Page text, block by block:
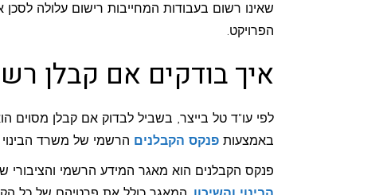
שאינו רשום בעבודות המחייבות רישום עלולה
הפרויקט.
איך בודקים אם קבלן
לפי עו"ד טל בייצר, בשביל לבדוק אם קבלן
באמצעות פנקס הקבלנים הרשמי של משרד הבינוי
פנקס הקבלנים הוא מאגר המידע הרשמי והציבורי